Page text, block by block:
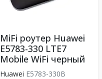
MiFi роутер Huawei
E5783-330 LTE7
Mobile WiFi черный
Huawei E5783-330B